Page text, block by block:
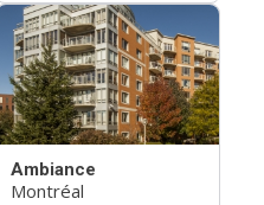
Ambiance
Montréal